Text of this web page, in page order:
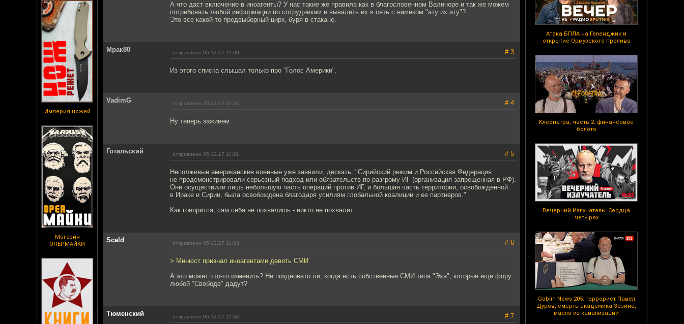
Империя ножей
Магазин
ОПЕРМАЙКИ
Атака БПЛА на Геленджик и
открытие Ормузского пролива
Клеопатра, часть 2: финансовое
болото
Вечерний Излучатель: Сердца
четырех
Goblin News 205: террорист Павел
Дуров, смерть академика Зезина,
масло из канализации
А что даст включение в иноагенты? У нас такие же правила как в благословенном Валиноре и так же можем
потребовать любой информации по сотрудникам и вывалить их в сеть с намеком "ату их ату"?
Это все какой-то предвыборный цирк, буря в стакане.
Мрак80 отправлено 05.12.17 11:30 # 3
Из этого списка слышал только про "Голос Америки".
VadimG отправлено 05.12.17 11:31 # 4
Ну теперь заживем
Готальский отправлено 05.12.17 11:31 # 5
Неполживые американские военные уже заявили, дескать: "Сирийский режим и Российская Федерация
не продемонстрировали серьезный подход или обязательств по разгрому ИГ (организация запрещенная в РФ).
Они осуществили лишь небольшую часть операций против ИГ, и большая часть территории, освобожденной
в Ираке и Сирии, была освобождена благодаря усилиям глобальной коалиции и ее партнеров."
Как говорится, сам себя не похвалишь - никто не похвалит.
Scald отправлено 05.12.17 11:33 # 6
> Минюст признал иноагентами девять СМИ‍
А это может что-то изменить? Не поздновато ли, когда есть собственные СМИ типа "Эха", которые ещё фору
любой "Свободе" дадут?
Тюменский отправлено 05.12.17 11:34 # 7